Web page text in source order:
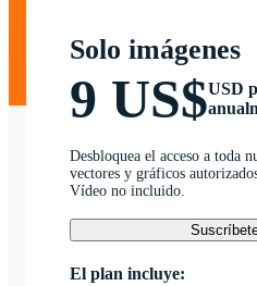
Solo imágenes
9 US$USD
Desbloquea el acceso a toda
vectores y gráficos
Vídeo no incluido.
El plan incluye: